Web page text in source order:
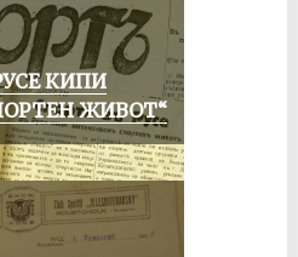
КИПИ
ЖИВОТ“